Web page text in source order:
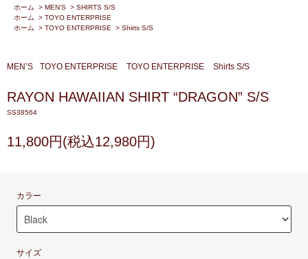
ホーム > MEN’S > SHIRTS S/S
ホーム
> TOYO ENTERPRISE
ホーム
> TOYO ENTERPRISE > Shirts S/S
MEN’S TOYO ENTERPRISE TOYO ENTERPRISE Shirts S/S
RAYON HAWAIIAN SHIRT “DRAGON” S/S
SS38564
11,800円(税込12,980円)
カラー
サイズ